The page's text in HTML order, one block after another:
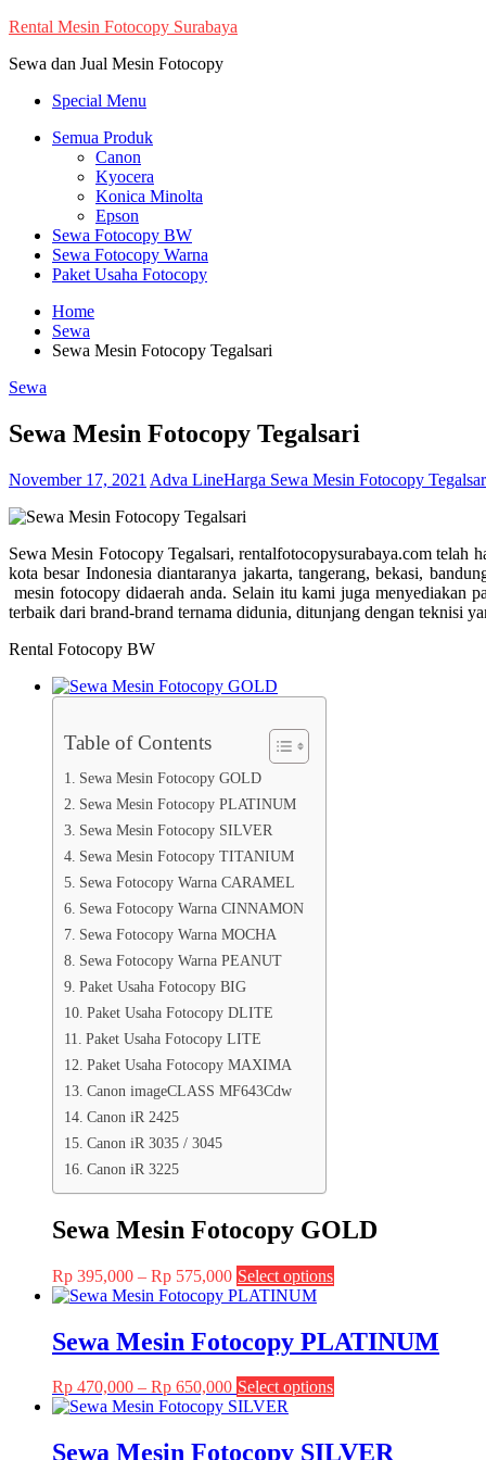
Skip
content
Rental Mesin Fotocopy Surabaya
Sewa dan Jual Mesin Fotocopy
Special Menu
Semua Produk
Canon
Kyocera
Konica Minolta
Epson
Sewa Fotocopy BW
Sewa Fotocopy Warna
Paket Usaha Fotocopy
Home
Sewa
Sewa Mesin Fotocopy Tegalsari
Sewa
Sewa Mesin Fotocopy Tegalsari
November 17, 2021 Adva LineHarga Sewa Mesin Fotocopy
Sewa Mesin Fotocopy Tegalsari, rentalfotocopysurabaya.com
kota besar Indonesia diantaranya jakarta, tangerang, bekasi,
mesin fotocopy didaerah anda. Selain itu kami juga menyediakan
terbaik dari brand-brand ternama didunia, ditunjang dengan teknisi
Rental Fotocopy BW
Table of Contents
Sewa Mesin Fotocopy GOLD
Sewa Mesin Fotocopy PLATINUM
Sewa Mesin Fotocopy SILVER
Sewa Mesin Fotocopy TITANIUM
Sewa Fotocopy Warna CARAMEL
Sewa Fotocopy Warna CINNAMON
Sewa Fotocopy Warna MOCHA
Sewa Fotocopy Warna PEANUT
Paket Usaha Fotocopy BIG
Paket Usaha Fotocopy DLITE
Paket Usaha Fotocopy LITE
Paket Usaha Fotocopy MAXIMA
Canon imageCLASS MF643Cdw
Canon iR 2425
Canon iR 3035 / 3045
Canon iR 3225
Sewa Mesin Fotocopy GOLD
Rp 395,000 – Rp 575,000Price
range:
Rp 575,000
Select options
multiple
variants.
The
chosen
Sewa Mesin Fotocopy PLATINUM
Rp 470,000 – Rp 650,000Price
range:
through
Select options
multiple
Sewa Mesin Fotocopy SILVER